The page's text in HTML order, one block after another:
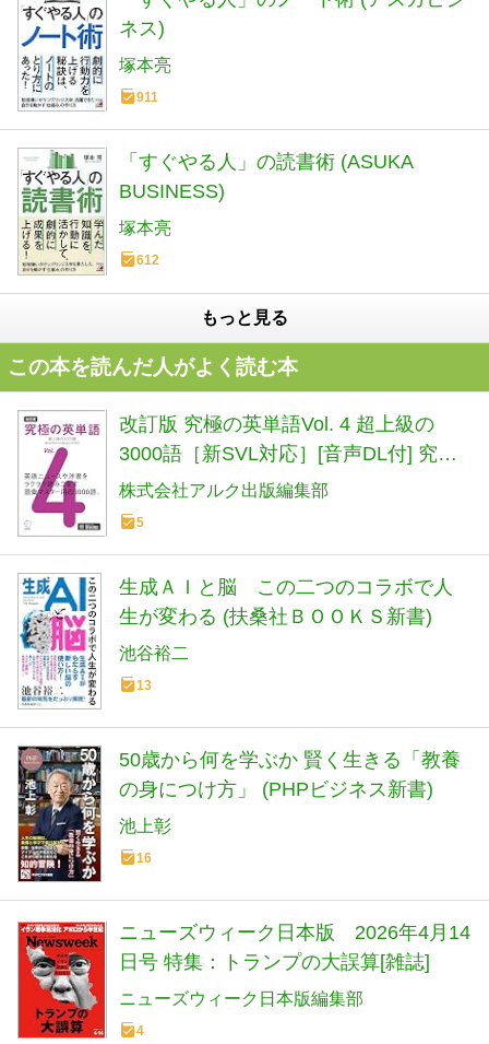
ネス)
塚本亮
911
「すぐやる人」の読書術 (ASUKA
BUSINESS)
塚本亮
612
もっと見る
この本を読んだ人がよく読む本
改訂版 究極の英単語Vol. 4 超上級の
3000語［新SVL対応］[音声DL付] 究極
シリーズ
株式会社アルク出版編集部
5
生成ＡＩと脳 この二つのコラボで人
生が変わる (扶桑社ＢＯＯＫＳ新書)
池谷裕二
13
50歳から何を学ぶか 賢く生きる「教養
の身につけ方」 (PHPビジネス新書)
池上彰
16
ニューズウィーク日本版 2026年4月14
日号 特集：トランプの大誤算[雑誌]
ニューズウィーク日本版編集部
4